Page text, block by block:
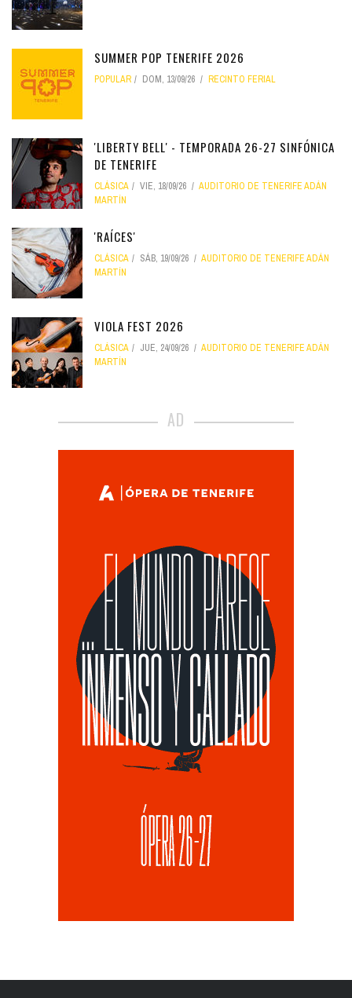
SUMMER POP TENERIFE 2026
POPULAR DOM, 13/09/26 RECINTO FERIAL
'LIBERTY BELL' - TEMPORADA 26-27 SINFÓNICA
DE TENERIFE
CLÁSICA VIE, 18/09/26
AUDITORIO DE TENERIFE ADÁN
MARTÍN
'RAÍCES'
CLÁSICA SÁB, 19/09/26
AUDITORIO DE TENERIFE ADÁN
MARTÍN
VIOLA FEST 2026
CLÁSICA JUE, 24/09/26
AUDITORIO DE TENERIFE ADÁN
MARTÍN
AD